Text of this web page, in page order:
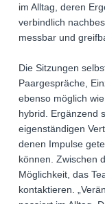
im Alltag, deren
verbindlich
messbar und
Die Sitzungen
Paargespräche,
ebenso möglich
hybrid. Ergänzend
eigenständigen
denen Impulse
können. Zwischen
Möglichkeit, das
kontaktieren.